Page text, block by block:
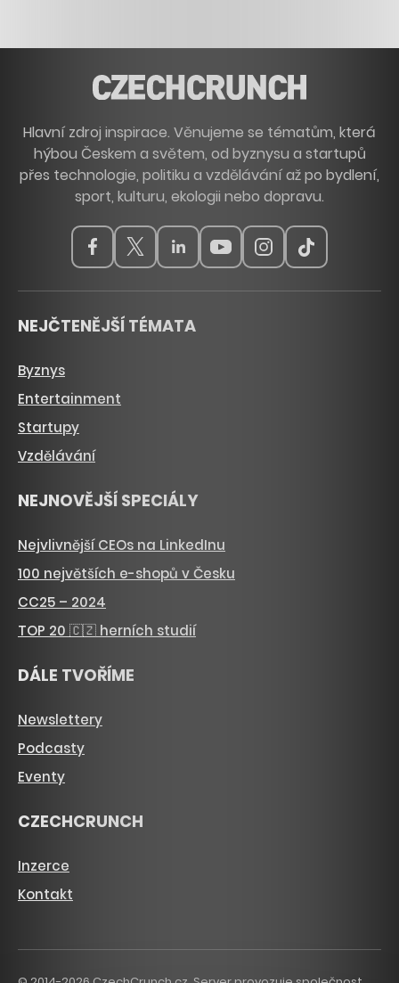
Hlavní zdroj inspirace. Věnujeme se tématům, která
hýbou Českem a světem, od byznysu a startupů
přes technologie, politiku a vzdělávání až po bydlení,
sport, kulturu, ekologii nebo dopravu.
NEJČTENĚJŠÍ TÉMATA
Byznys
Entertainment
Startupy
Vzdělávání
NEJNOVĚJŠÍ SPECIÁLY
Nejvlivnější CEOs na LinkedInu
100 největších e-shopů v Česku
CC25 – 2024
TOP 20 🇨🇿 herních studií
DÁLE TVOŘÍME
Newslettery
Podcasty
Eventy
CZECHCRUNCH
Inzerce
Kontakt